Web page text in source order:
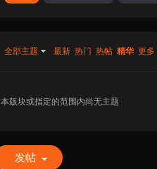
全部主题 最新 热门 热帖 精华 更多
本版块或指定的范围内尚无主题
发帖